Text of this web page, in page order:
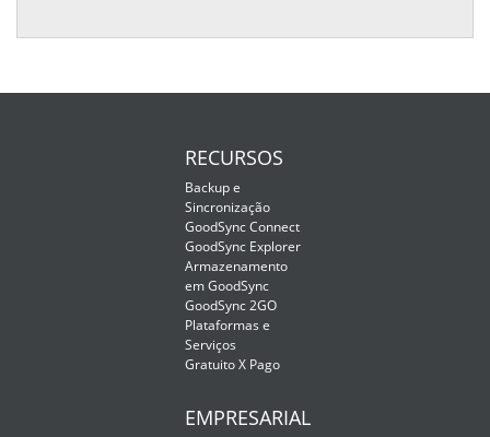
RECURSOS
Backup e
Sincronização
GoodSync Connect
GoodSync Explorer
Armazenamento
em GoodSync
GoodSync 2GO
Plataformas e
Serviços
Gratuito X Pago
EMPRESARIAL